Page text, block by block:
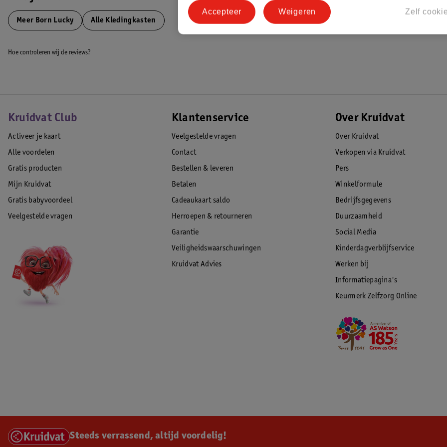
EAN code:8720289220143
Meer Born Lucky Alle Kledingkasten
Hoe controleren wij de reviews?
Kruidvat Club
Activeer je kaart
Alle voordelen
Gratis producten
Mijn Kruidvat
Gratis babyvoordeel
Veelgestelde vragen
Klantenservice
Veelgestelde vragen
Contact
Bestellen & leveren
Betalen
Cadeaukaart saldo
Herroepen & retourneren
Garantie
Veiligheidswaarschuwingen
Kruidvat Advies
Over Kruidvat
Over Kruidvat
Verkopen via Kruidvat
Pers
Winkelformule
Bedrijfsgegevens
Duurzaamheid
Social Media
Kinderdagverblijfservice
Werken bij
Informatiepagina's
Keurmerk Zelfzorg Online
Steeds verrassend, altijd voordelig!
Zelf
Weigeren
Accepteer